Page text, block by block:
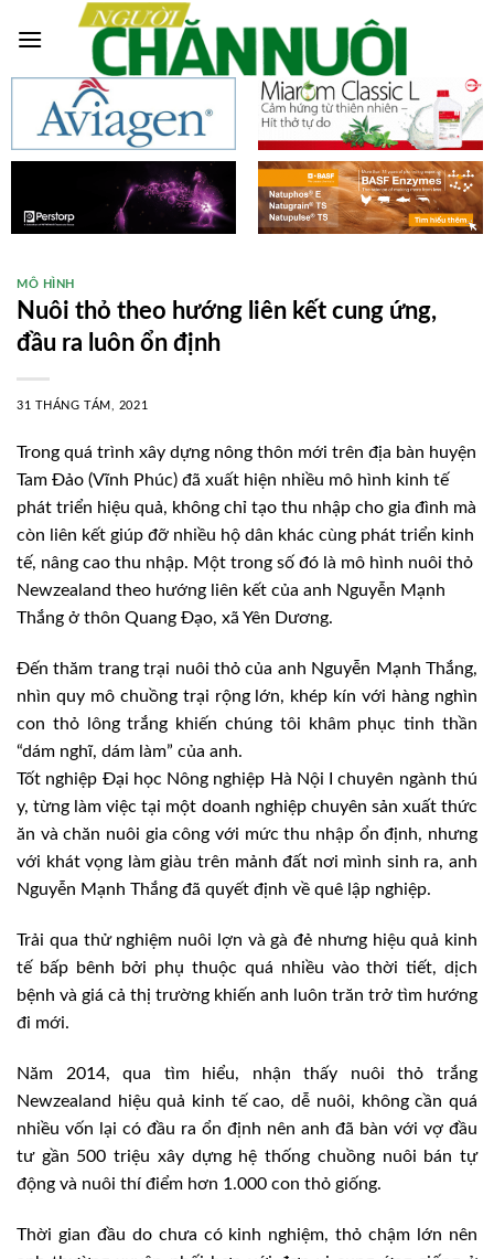
MÔ HÌNH
Nuôi thỏ theo hướng liên kết cung ứng,
đầu ra luôn ổn định
31 THÁNG TÁM, 2021
Trong quá trình xây dựng nông thôn mới trên địa bàn huyện
Tam Đảo (Vĩnh Phúc) đã xuất hiện nhiều mô hình kinh tế
phát triển hiệu quả, không chỉ tạo thu nhập cho gia đình mà
còn liên kết giúp đỡ nhiều hộ dân khác cùng phát triển kinh
tế, nâng cao thu nhập. Một trong số đó là mô hình nuôi thỏ
Newzealand theo hướng liên kết của anh Nguyễn Mạnh
Thắng ở thôn Quang Đạo, xã Yên Dương.
Đến thăm trang trại nuôi thỏ của anh Nguyễn Mạnh Thắng,
nhìn quy mô chuồng trại rộng lớn, khép kín với hàng nghìn
con thỏ lông trắng khiến chúng tôi khâm phục tinh thần
“dám nghĩ, dám làm” của anh.
Tốt nghiệp Đại học Nông nghiệp Hà Nội I chuyên ngành thú
y, từng làm việc tại một doanh nghiệp chuyên sản xuất thức
ăn và chăn nuôi gia công với mức thu nhập ổn định, nhưng
với khát vọng làm giàu trên mảnh đất nơi mình sinh ra, anh
Nguyễn Mạnh Thắng đã quyết định về quê lập nghiệp.
Trải qua thử nghiệm nuôi lợn và gà đẻ nhưng hiệu quả kinh
tế bấp bênh bởi phụ thuộc quá nhiều vào thời tiết, dịch
bệnh và giá cả thị trường khiến anh luôn trăn trở tìm hướng
đi mới.
Năm 2014, qua tìm hiểu, nhận thấy nuôi thỏ trắng
Newzealand hiệu quả kinh tế cao, dễ nuôi, không cần quá
nhiều vốn lại có đầu ra ổn định nên anh đã bàn với vợ đầu
tư gần 500 triệu xây dựng hệ thống chuồng nuôi bán tự
động và nuôi thí điểm hơn 1.000 con thỏ giống.
Thời gian đầu do chưa có kinh nghiệm, thỏ chậm lớn nên